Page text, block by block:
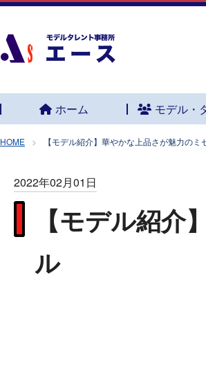
ホーム モデル・
HOME 【モデル紹介】華やかな上品さが魅力のミ
2022年02月01日
【モデル紹
ル